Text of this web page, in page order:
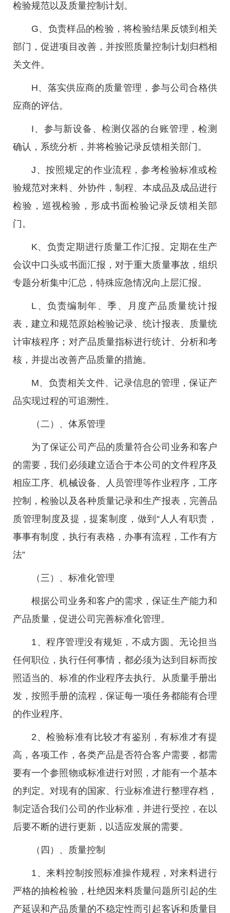
检验规范以及质量控制计划。
G、负责样品的检验，将检验结果反馈到相关
部门，促进项目改善，并按照质量控制计划归档相
关文件。
H、落实供应商的质量管理，参与公司合格供
应商的评估。
I、参与新设备、检测仪器的台账管理，检测
确认，系统分析，并将检验记录反馈相关部门。
J、按照规定的作业流程，参考检验标准或检
验规范对来料、外协件，制程、本成品及成品进行
检验，巡视检验，形成书面检验记录反馈相关部
门。
K、负责定期进行质量工作汇报。定期在生产
会议中口头或书面汇报，对于重大质量事故，组织
专题分析集中汇总，特殊应急情况向上层汇报。
L、负责编制年、季、月度产品质量统计报
表，建立和规范原始检验记录、统计报表、质量统
计审核程序；对产品质量指标进行统计、分析和考
核，并提出改善产品质量的措施。
M、负责相关文件、记录信息的管理，保证产
品实现过程的可追溯性。
（二）、体系管理
为了保证公司产品的质量符合公司业务和客户
的需要，我们必须建立适合于本公司的文件程序及
相应工序、机械设备、人员管理等作业程序，工序
控制，检验以及各种质量记录和生产报表，完善品
质管理制度及提，提案制度，做到“人人有职责，
事事有制度，执行有表格，办事有流程，工作有方
法”
（三）、标准化管理
根据公司业务和客户的需求，保证生产能力和
产品质量，促进公司完善标准化管理。
1、程序管理没有规矩，不成方圆。无论担当
任何职位，执行任何事情，都必须为达到目标而按
照适当的、标准的作业程序去执行。从质量手册出
发，按照手册的流程，保证每一项任务都能有合理
的作业程序。
2、检验标准有比较才有鉴别，有标准才有提
高，各项工作，各类产品是否符合客户需要，都需
要有一个参照物或标准进行对照，才能有一个基本
的判定。对现有的国家、行业标准进行整理存档，
制定适合我们公司的作业标准，并进行受控，在以
后要不断的进行更新，以适应发展的需要。
（四）、质量控制
1、来料控制按照标准操作规程，对来料进行
严格的抽检检验，杜绝因来料质量问题所引起的生
产延误和产品质量的不稳定性而引起客诉和质量目